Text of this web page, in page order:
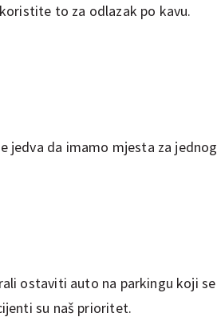
to za odlazak po kavu.
jedva da imamo mjesta za jednog
ostaviti auto na parkingu koji se
su naš prioritet.